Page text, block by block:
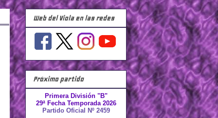
Web del Viola en las redes
Próximo partido
Primera División "B"
29ª Fecha Temporada 2026
Partido Oficial Nº 2459